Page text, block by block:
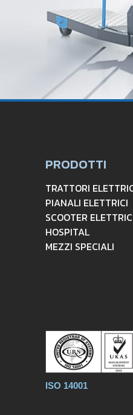
PRODOTTI
TRATTORI
PIANALI ELETTRICI
SCOOTER
HOSPITAL
MEZZI SPECIALI
ISO 14001